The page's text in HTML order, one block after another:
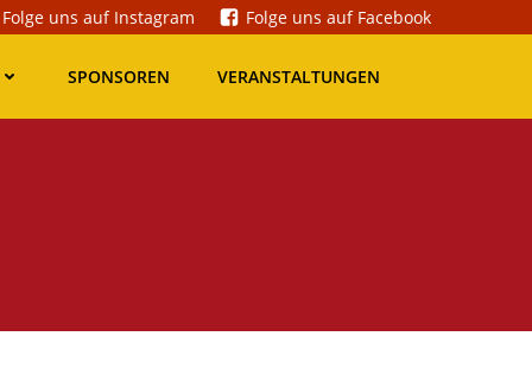
Folge uns auf Instagram Folge uns auf Facebook
SPONSOREN VERANSTALTUNGEN